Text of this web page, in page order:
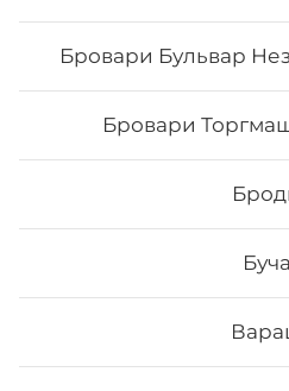
Бровари Бульвар
Бровари
Буча
Нігірі з копченим